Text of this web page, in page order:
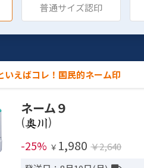
普通サイズ認印
いえばコレ！国民的ネーム印
ネーム９
(
)
-25% ￥ 1,980 ￥2,640